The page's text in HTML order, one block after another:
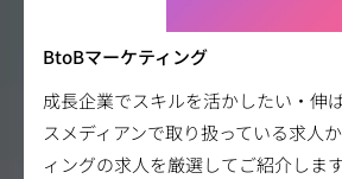
BtoBマーケティング
成長企業でスキルを活かしたい・伸
スメディアンで取り扱っている求人
ィングの求人を厳選してご紹介します